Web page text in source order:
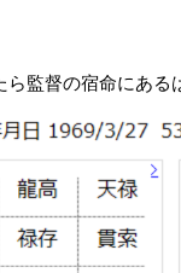
ら監督の宿命にあ